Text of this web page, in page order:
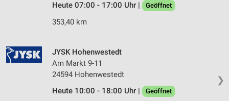
Heute 07:00 - 17:00 Uhr |
Geöffnet
353,40 km
❯
JYSK Hohenwestedt
Am Markt 9-11
24594 Hohenwestedt
Heute 10:00 - 18:00 Uhr |
Geöffnet